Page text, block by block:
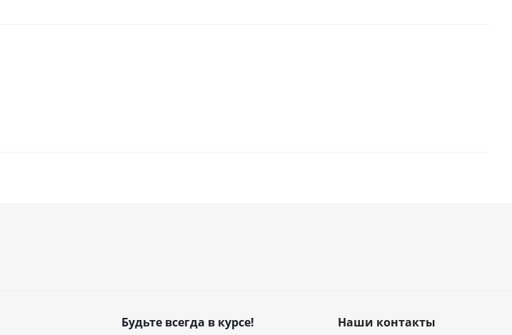
Будьте всегда в курсе! Наши контакты